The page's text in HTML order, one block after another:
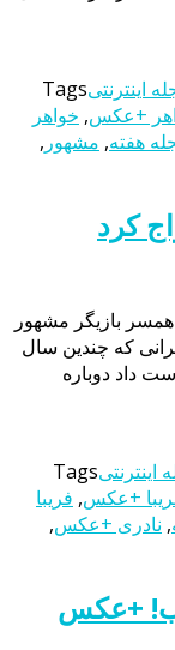
اینترنتیTags
+عکس, خواهر
هفته, مشهور ,
کرد
بازیگر مشهور
که چندین سال
داد دوباره
اینترنتیTags
+عکس, فریبا
, نادری +عکس,